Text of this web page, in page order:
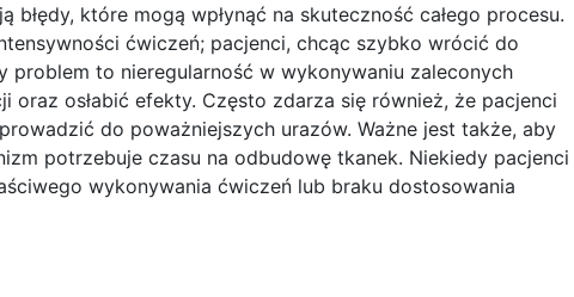
które mogą wpłynąć na skuteczność całego procesu.
ćwiczeń; pacjenci, chcąc szybko wrócić do
to nieregularność w wykonywaniu zaleconych
osłabić efekty. Często zdarza się również, że pacjenci
do poważniejszych urazów. Ważne jest także, aby
potrzebuje czasu na odbudowę tkanek. Niekiedy pacjenci
wykonywania ćwiczeń lub braku dostosowania